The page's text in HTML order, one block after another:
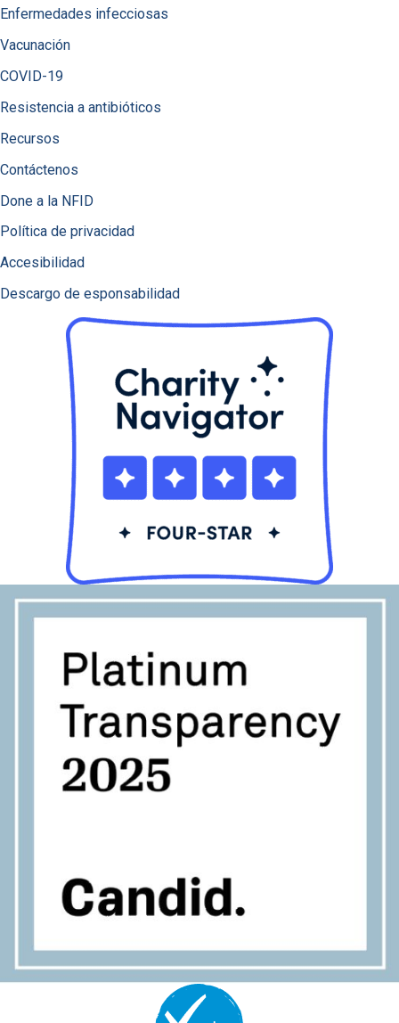
Enfermedades infecciosas
Vacunación
COVID-19
Resistencia a antibióticos
Recursos
Contáctenos
Done a la NFID
Política de privacidad
Accesibilidad
Descargo de esponsabilidad